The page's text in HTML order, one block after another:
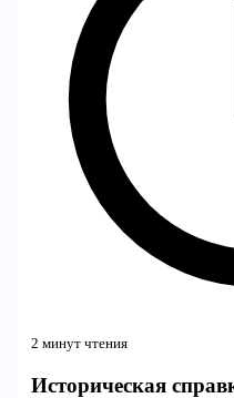
2 минут чтения
Историческая